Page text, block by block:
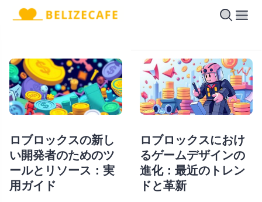
ロブロックスの新し
い開発者のためのツ
ールとリソース：実
用ガイド
ロブロックスにおけ
るゲームデザインの
進化：最近のトレン
ドと革新